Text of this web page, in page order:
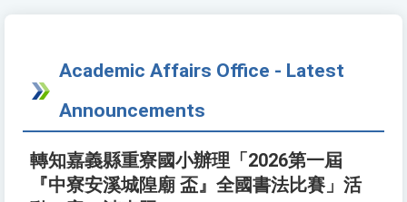
Academic Affairs Office - Latest
Announcements
轉知嘉義縣重寮國小辦理「2026第一屆
『中寮安溪城隍廟 盃』全國書法比賽」活